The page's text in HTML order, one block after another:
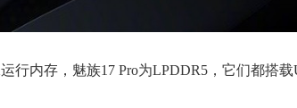
行内存，魅族17 Pro为LPDDR5，它们都搭